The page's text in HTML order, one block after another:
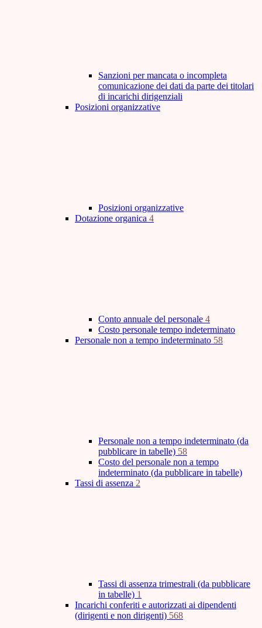
Sanzioni per mancata o incompleta
comunicazione dei dati da parte dei titolari
di incarichi dirigenziali
Posizioni organizzative
Posizioni organizzative
Dotazione organica 4
Conto annuale del personale 4
Costo personale tempo indeterminato
Personale non a tempo indeterminato 58
Personale non a tempo indeterminato (da
pubblicare in tabelle) 58
Costo del personale non a tempo
indeterminato (da pubblicare in tabelle)
Tassi di assenza 2
Tassi di assenza trimestrali (da pubblicare
in tabelle) 1
Incarichi conferiti e autorizzati ai dipendenti
(dirigenti e non dirigenti) 568